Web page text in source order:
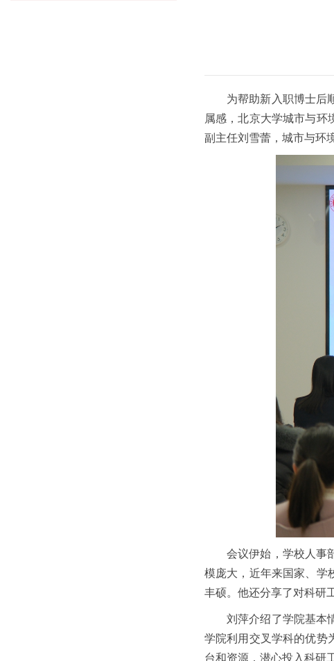
为帮助新入职博士后
属感，北京大学城市与环
副主任刘雪蕾，城市与环
会议伊始，学校人事
模庞大，近年来国家、学
丰硕。他还分享了对科研
刘萍介绍了学院基本
学院利用交叉学科的优势
台和资源，潜心投入科研